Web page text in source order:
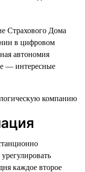
Страхового Дома
в цифровом
автономия
— интересные
каждое второе